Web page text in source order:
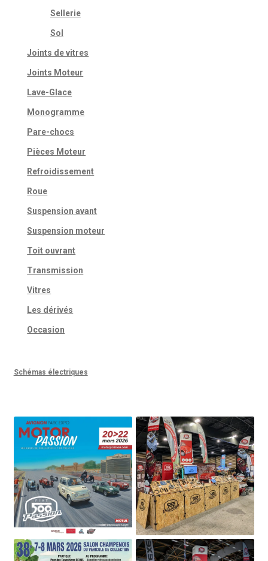
Sellerie
Sol
Joints de vitres
Joints Moteur
Lave-Glace
Monogramme
Pare-chocs
Pièces Moteur
Refroidissement
Roue
Suspension avant
Suspension moteur
Toit ouvrant
Transmission
Vitres
Les dérivés
Occasion
Schémas électriques